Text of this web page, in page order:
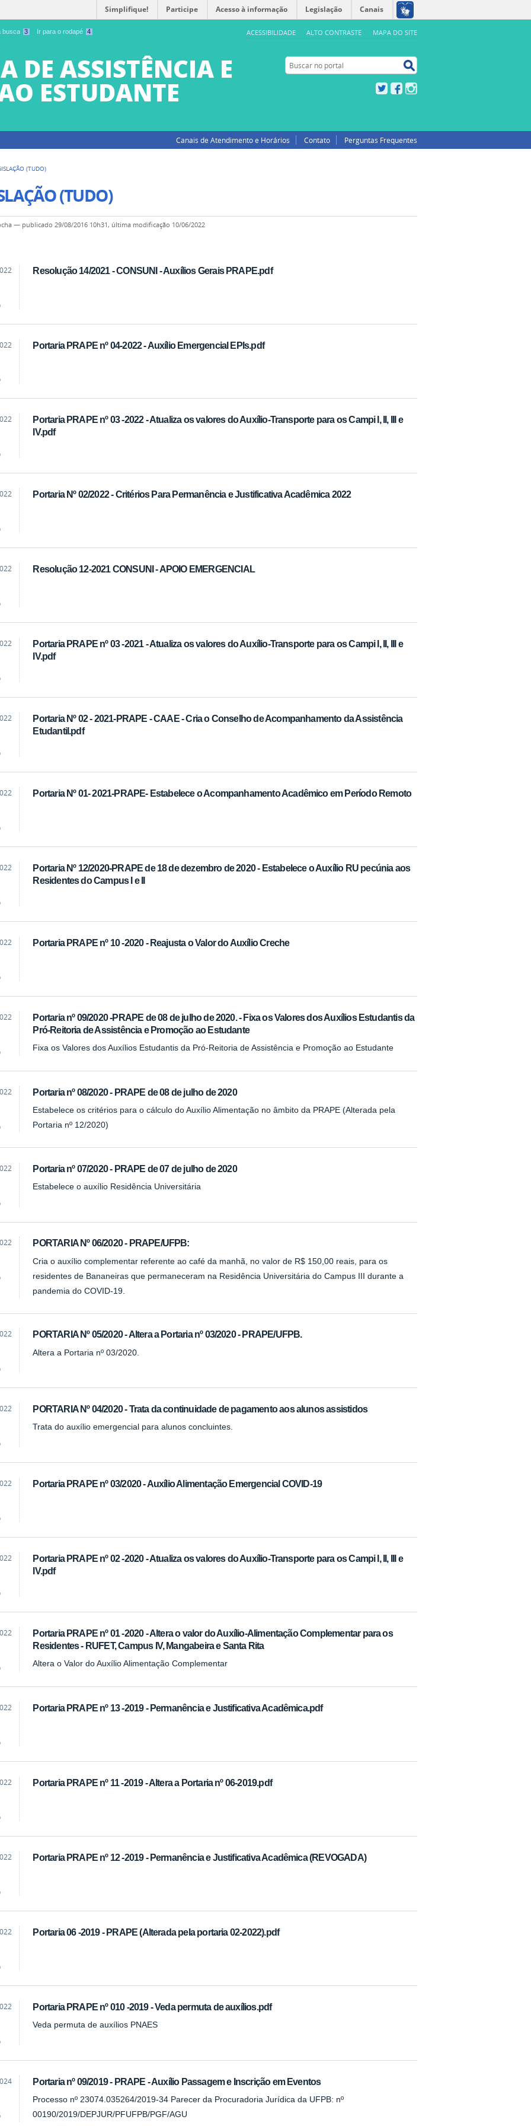
busca 3 Ir para o rodapé 4 ACESSIBILIDADE ALTO CONTRASTE MAPA DO SITE
Simplifique! Participe Acesso à informação Legislação Canais
DE ASSISTÊNCIA E
ESTUDANTE
Buscar no portal
TwitterFacebook
Canais de Atendimento e Horários Contato Perguntas Frequentes
(TUDO)
(TUDO)
— publicado 29/08/2016 10h31, última modificação 10/06/2022
Resolução 14/2021 - CONSUNI - Auxílios Gerais PRAPE.pdf
Portaria PRAPE nº 04-2022 - Auxílio Emergencial EPIs.pdf
Portaria PRAPE nº 03 -2022 - Atualiza os valores do Auxílio-Transporte para os Campi I, II, III e
IV.pdf
Portaria Nº 02/2022 - Critérios Para Permanência e Justificativa Acadêmica 2022
Resolução 12-2021 CONSUNI - APOIO EMERGENCIAL
Portaria PRAPE nº 03 -2021 - Atualiza os valores do Auxílio-Transporte para os Campi I, II, III e
IV.pdf
Portaria Nº 02 - 2021-PRAPE - CAAE - Cria o Conselho de Acompanhamento da Assistência
Etudantil.pdf
Portaria Nº 01- 2021-PRAPE- Estabelece o Acompanhamento Acadêmico em Período Remoto
Portaria Nº 12/2020-PRAPE de 18 de dezembro de 2020 - Estabelece o Auxílio RU pecúnia aos
Residentes do Campus I e II
Portaria PRAPE nº 10 -2020 - Reajusta o Valor do Auxílio Creche
Portaria nº 09/2020 -PRAPE de 08 de julho de 2020. - Fixa os Valores dos Auxílios Estudantis da
Pró-Reitoria de Assistência e Promoção ao Estudante
Fixa os Valores dos Auxílios Estudantis da Pró-Reitoria de Assistência e Promoção ao Estudante
Portaria nº 08/2020 - PRAPE de 08 de julho de 2020
Estabelece os critérios para o cálculo do Auxílio Alimentação no âmbito da PRAPE (Alterada pela
Portaria nº 12/2020)
Portaria nº 07/2020 - PRAPE de 07 de julho de 2020
Estabelece o auxílio Residência Universitária
PORTARIA Nº 06/2020 - PRAPE/UFPB:
Cria o auxílio complementar referente ao café da manhã, no valor de R$ 150,00 reais, para os
residentes de Bananeiras que permaneceram na Residência Universitária do Campus III durante a
pandemia do COVID-19.
PORTARIA Nº 05/2020 - Altera a Portaria nº 03/2020 - PRAPE/UFPB.
Altera a Portaria nº 03/2020.
PORTARIA Nº 04/2020 - Trata da continuidade de pagamento aos alunos assistidos
Trata do auxílio emergencial para alunos concluintes.
Portaria PRAPE nº 03/2020 - Auxílio Alimentação Emergencial COVID-19
Portaria PRAPE nº 02 -2020 - Atualiza os valores do Auxílio-Transporte para os Campi I, II, III e
IV.pdf
Portaria PRAPE nº 01 -2020 - Altera o valor do Auxílio-Alimentação Complementar para os
Residentes - RUFET, Campus IV, Mangabeira e Santa Rita
Altera o Valor do Auxílio Alimentação Complementar
Portaria PRAPE nº 13 -2019 - Permanência e Justificativa Acadêmica.pdf
Portaria PRAPE nº 11 -2019 - Altera a Portaria nº 06-2019.pdf
Portaria PRAPE nº 12 -2019 - Permanência e Justificativa Acadêmica (REVOGADA)
Portaria 06 -2019 - PRAPE (Alterada pela portaria 02-2022).pdf
Portaria PRAPE nº 010 -2019 - Veda permuta de auxílios.pdf
Veda permuta de auxílios PNAES
Portaria nº 09/2019 - PRAPE - Auxílio Passagem e Inscrição em Eventos
Processo nº 23074.035264/2019-34 Parecer da Procuradoria Jurídica da UFPB: nº
00190/2019/DEPJUR/PFUFPB/PGF/AGU